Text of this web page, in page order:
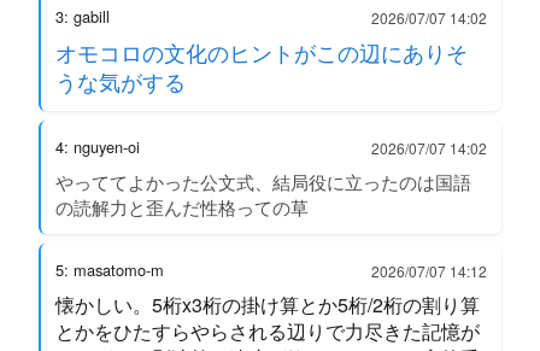
3: gabill 2026/07/07 14:02
オモコロの文化のヒントがこの辺にありそ
うな気がする
4: nguyen-oi 2026/07/07 14:02
やっててよかった公文式、結局役に立ったのは国語
の読解力と歪んだ性格っての草
5: masatomo-m 2026/07/07 14:12
懐かしい。5桁x3桁の掛け算とか5桁/2桁の割り算
とかをひたすらやらされる辺りで力尽きた記憶が